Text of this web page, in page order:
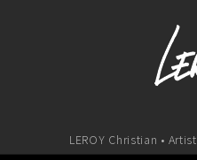
LEROY Christian •